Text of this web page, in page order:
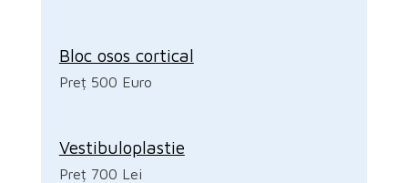
Bloc osos cortical
Preț 500 Euro
Vestibuloplastie
Preț 700 Lei